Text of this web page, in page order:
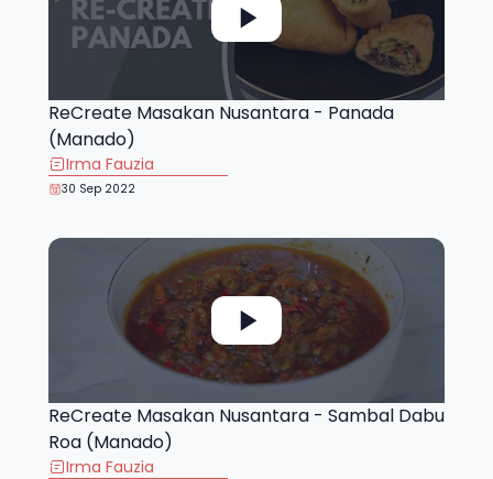
ReCreate Masakan Nusantara - Panada
(Manado)
Irma Fauzia
30 Sep 2022
ReCreate Masakan Nusantara - Sambal Dabu
Roa (Manado)
Irma Fauzia